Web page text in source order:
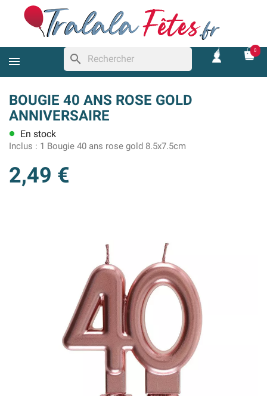
search
0
BOUGIE 40 ANS ROSE GOLD
ANNIVERSAIRE
lens En stock
Inclus : 1 Bougie 40 ans rose gold 8.5x7.5cm
2,49 €